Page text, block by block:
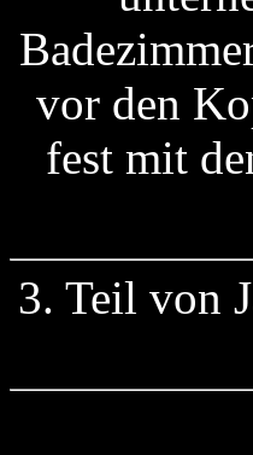
vor den
fest mit
3. Teil von